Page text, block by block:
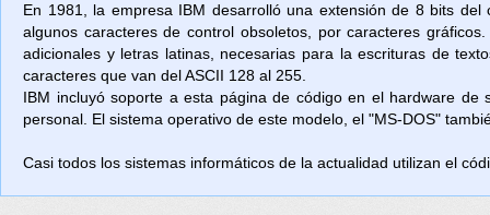
En 1981, la empresa IBM desarrolló una extensión de 8 bits
algunos caracteres de control obsoletos, por caracteres
adicionales y letras latinas, necesarias para la escrituras de
caracteres que van del ASCII 128 al 255.
IBM incluyó soporte a esta página de código en el hardware
personal. El sistema operativo de este modelo, el "MS-DOS"
Casi todos los sistemas informáticos de la actualidad utilizan el